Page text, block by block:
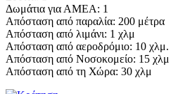
Δωμάτια για ΑΜΕΑ: 1
Απόσταση από παραλία: 200 μέτρα
Απόσταση από λιμάνι: 1 χλμ
Απόσταση από αεροδρόμιο: 10 χλμ.
Απόσταση από Νοσοκομείο: 15 χλμ
Απόσταση από τη Χώρα: 30 χλμ